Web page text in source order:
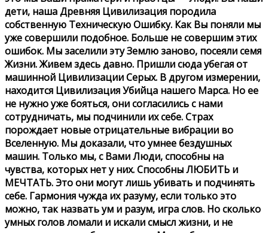
дети, наша Древняя Цивилизация породила
собственную Техническую Ошибку. Как Вы поняли мы
уже совершили подобное. Больше не совершим этих
ошибок. Мы заселили эту Землю заново, посеяли семя
Жизни. Живем здесь давно. Пришли сюда убегая от
машинной Цивилизации Серых. В другом измерении,
находится Цивилизация Убийца нашего Марса. Но ее
не нужно уже бояться, они согласились с нами
сотрудничать, мы подчинили их себе. Страх
порождает новые отрицательные вибрации во
Вселенную. Мы доказали, что умнее бездушных
машин. Только мы, с Вами Люди, способны на
чувства, которых нет у них. Способны ЛЮБИТЬ и
МЕЧТАТЬ. Это они могут лишь убивать и подчинять
себе. Гармония чужда их разуму, если только это
можно, так назвать ум и разум, игра слов. Но сколько
умных голов ломали и искали смысл жизни, и не